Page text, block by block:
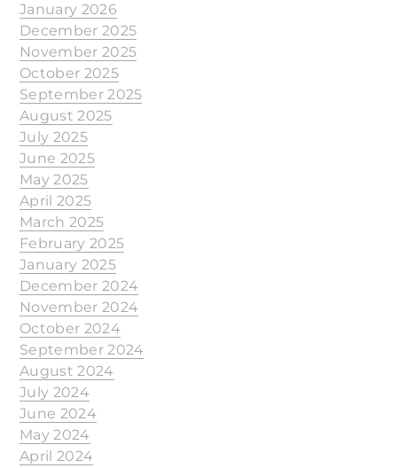
January 2026
December 2025
November 2025
October 2025
September 2025
August 2025
July 2025
June 2025
May 2025
April 2025
March 2025
February 2025
January 2025
December 2024
November 2024
October 2024
September 2024
August 2024
July 2024
June 2024
May 2024
April 2024